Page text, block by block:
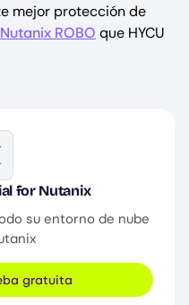
mejor protección de
Nutanix ROBO que HYCU
for Nutanix
su entorno de nube
gratuita